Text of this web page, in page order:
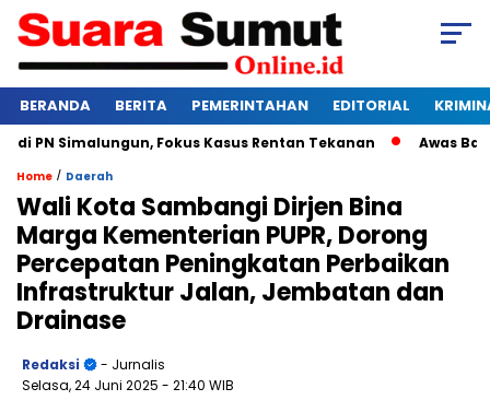
BERANDA BERITA PEMERINTAHAN EDITORIAL
Simalungun, Fokus Kasus Rentan Tekanan Awas
Home / Daerah
Wali Kota Sambangi Dirjen Bina
Marga Kementerian PUPR, Dorong
Percepatan Peningkatan Perbaikan
Infrastruktur Jalan, Jembatan dan
Drainase
Redaksi
- Jurnalis
Selasa, 24 Juni 2025 - 21:40 WIB